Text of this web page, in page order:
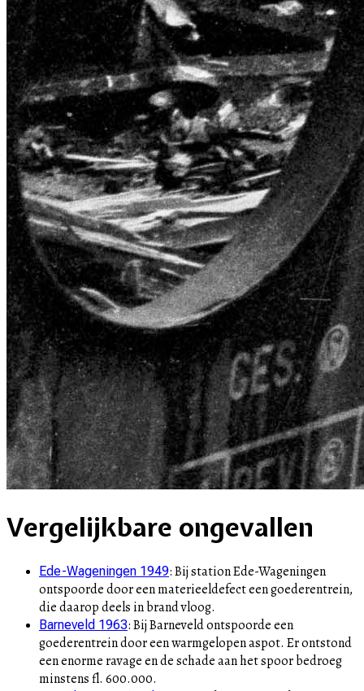
Vergelijkbare ongevallen
Ede-Wageningen 1949:Bij station Ede-Wageningen
ontspoorde door een materieeldefect een goederentrein,
die daarop deels in brand vloog.
Barneveld 1963:Bij Barneveld ontspoorde een
goederentrein door een warmgelopen aspot. Er ontstond
een enorme ravage en de schade aan het spoor bedroeg
minstens fl. 600.000.